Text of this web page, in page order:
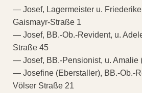
— Josef, Lagermeister u.
Gaismayr-Straße 1
— Josef, BB.-Ob.-Revident, u.
Straße 45
— Josef, BB.-Pensionist, u. Amalie
— Josefine (Eberstaller), BB.-Ob.-
Völser Straße 21